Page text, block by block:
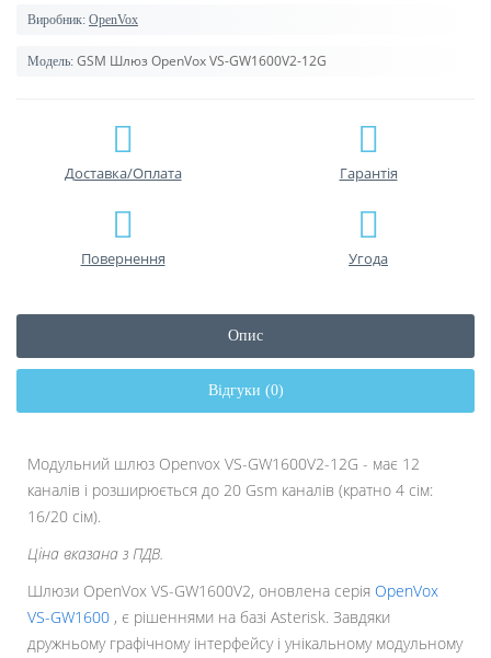
Виробник: OpenVox
Модель: GSM Шлюз OpenVox VS-GW1600V2-12G
Доставка/Оплата Гарантiя
Повернення Угода
Опис
Відгуки (0)
Модульний шлюз Openvox VS-GW1600V2-12G - має 12
каналів і розширюється до 20 Gsm каналів (кратно 4 сім:
16/20 сім).
Ціна вказана з ПДВ.
Шлюзи OpenVox VS-GW1600V2, оновлена серія OpenVox
VS-GW1600 , є рішеннями на базі Asterisk. Завдяки
дружньому графічному інтерфейсу і унікальному модульному